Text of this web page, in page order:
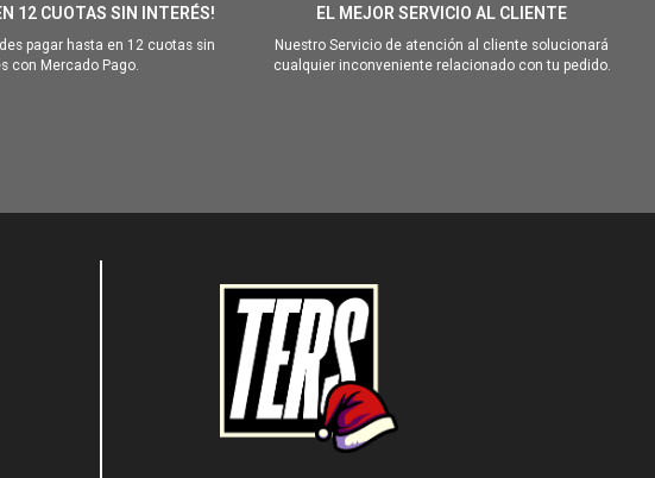
12 CUOTAS SIN INTERÉS!
pagar hasta en 12 cuotas sin
con Mercado Pago.
EL MEJOR SERVICIO AL CLIENTE
Nuestro Servicio de atención al cliente solucionará
cualquier inconveniente relacionado con tu pedido.